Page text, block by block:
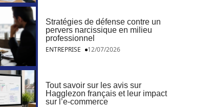
Stratégies de défense contre un
pervers narcissique en milieu
professionnel
ENTREPRISE
12/07/2026
Tout savoir sur les avis sur
Hagglezon français et leur impact
sur l’e-commerce